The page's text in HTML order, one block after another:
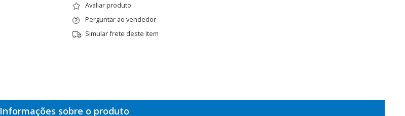
Avaliar produto
Perguntar ao vendedor
Simular frete deste item
Informações sobre o produto